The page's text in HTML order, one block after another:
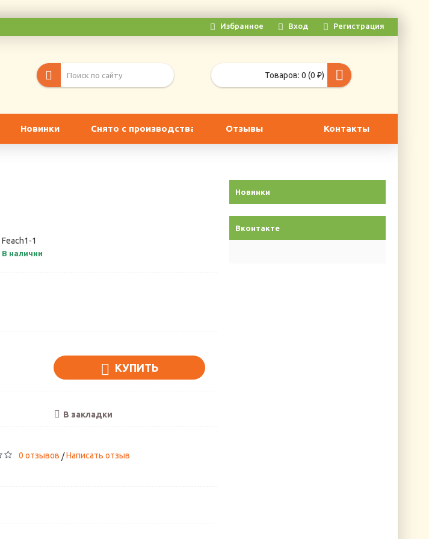
Избранное Вход Регистрация
Товаров: 0 (0 ₽)
Новинки Снято с производства Отзывы Контакты
Новинки
Вконтакте
Feach1-1
В наличии
КУПИТЬ
В закладки
0 отзывов /Написать отзыв